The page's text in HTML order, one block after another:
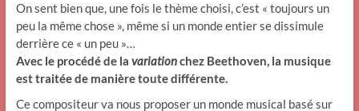
On sent bien que, une fois le thème choisi, c’est « toujours un
peu la même chose », même si un monde entier se dissimule
derrière ce « un peu »…
Avec le procédé de la variationchez Beethoven, la musique
est traitée de manière toute différente.
Ce compositeur va nous proposer un monde musical basé sur